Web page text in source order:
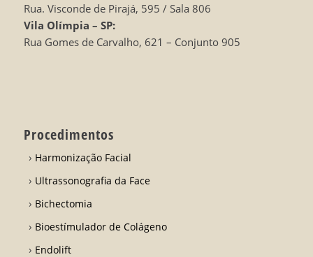
Rua. Visconde de Pirajá, 595 / Sala 806
Vila Olímpia – SP:
Rua Gomes de Carvalho, 621 – Conjunto 905
Procedimentos
Harmonização Facial
Ultrassonografia da Face
Bichectomia
Bioestímulador de Colágeno
Endolift